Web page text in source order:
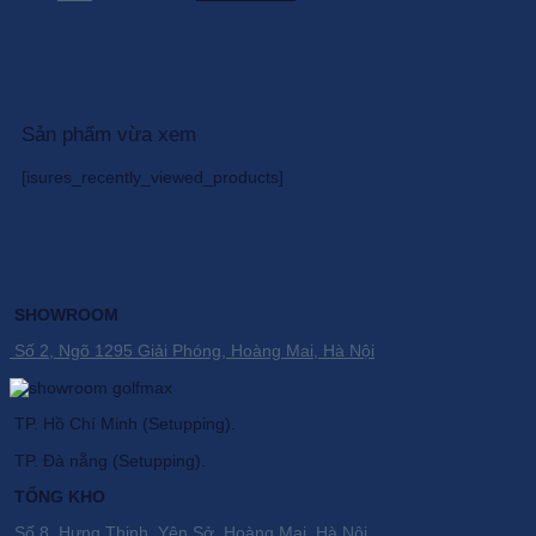
Sản phẩm vừa xem
[isures_recently_viewed_products]
SHOWROOM
Số 2, Ngõ 1295 Giải Phóng, Hoàng Mai, Hà Nội
TP. Hồ Chí Minh (Setupping).
TP. Đà nẵng (Setupping).
TỔNG KHO